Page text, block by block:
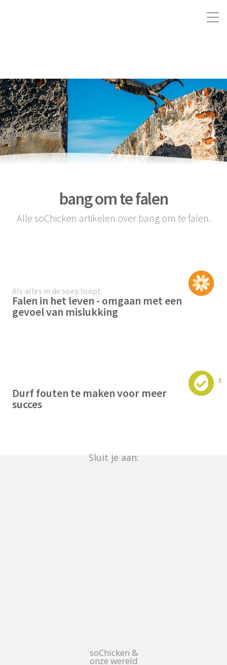
bang om te falen
Alle soChicken artikelen over bang om te falen.
Als alles in de soep loopt
Falen in het leven - omgaan met een
gevoel van mislukking
3
Durf fouten te maken voor meer
succes
Sluit je aan:
soChicken &
onze wereld